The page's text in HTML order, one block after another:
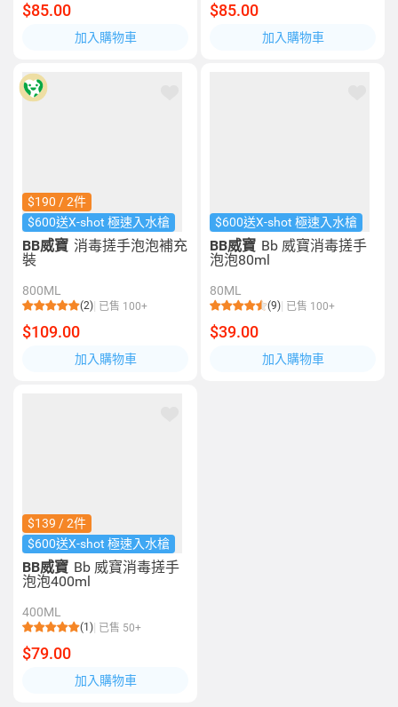
$85.00
加入購物車
$85.00
加入購物車
$190 / 2件
$600送X-shot 極速入水槍
BB威寶 消毒搓手泡泡補充
裝
800ML
(2) 已售 100+
$109.00
加入購物車
$600送X-shot 極速入水槍
BB威寶 Bb 威寶消毒搓手
泡泡80ml
80ML
(9) 已售 100+
$39.00
加入購物車
$139 / 2件
$600送X-shot 極速入水槍
BB威寶 Bb 威寶消毒搓手
泡泡400ml
400ML
(1) 已售 50+
$79.00
加入購物車